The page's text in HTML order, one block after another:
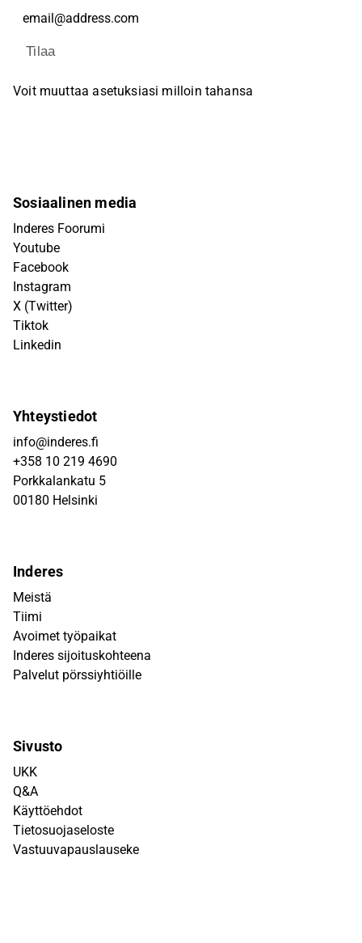
Tilaa
Voit muuttaa asetuksiasi milloin tahansa
Sosiaalinen media
Inderes Foorumi
Youtube
Facebook
Instagram
X (Twitter)
Tiktok
Linkedin
Yhteystiedot
info@inderes.fi
+358 10 219 4690
Porkkalankatu 5
00180 Helsinki
Inderes
Meistä
Tiimi
Avoimet työpaikat
Inderes sijoituskohteena
Palvelut pörssiyhtiöille
Sivusto
UKK
Q&A
Käyttöehdot
Tietosuojaseloste
Vastuuvapauslauseke